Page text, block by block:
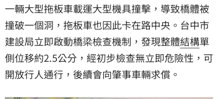
一輛大型拖板車載運大型機具撞擊，導致橋體被
撞破一個洞，拖板車也因此卡在路中央。台中市
建設局立即啟動橋梁檢查機制，發現整體結構單
側位移約2.5公分，經初步檢查無立即危險性，可
開放行人通行，後續會向肇事車輛求償。